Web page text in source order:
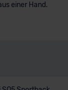
einer Hand.